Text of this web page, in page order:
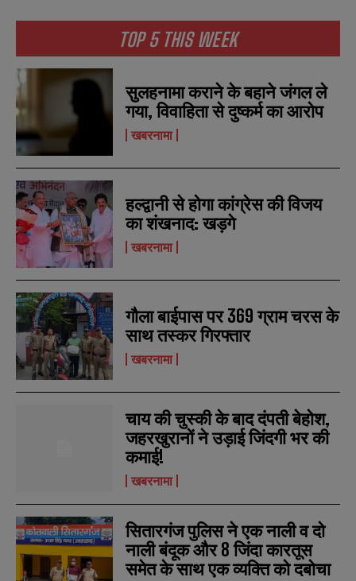
N
a
m
e
E
m
a
i
l
*
N
u
m
b
e
r
SUBMIT
N
a
m
e
E
m
a
i
l
*
N
u
m
b
e
r
SUBMIT
TOP 5 THIS WEEK
सुलहनामा कराने के बहाने जंगल ले
गया, विवाहिता से दुष्कर्म का आरोप
खबरनामा
हल्द्वानी से होगा कांग्रेस की विजय
का शंखनाद: खड़गे
खबरनामा
गौला बाईपास पर 369 ग्राम चरस के
साथ तस्कर गिरफ्तार
खबरनामा
चाय की चुस्की के बाद दंपती बेहोश,
जहरखुरानों ने उड़ाई जिंदगी भर की
कमाई!
खबरनामा
सितारगंज पुलिस ने एक नाली व दो
नाली बंदूक और 8 जिंदा कारतूस
समेत के साथ एक व्यक्ति को दबोचा